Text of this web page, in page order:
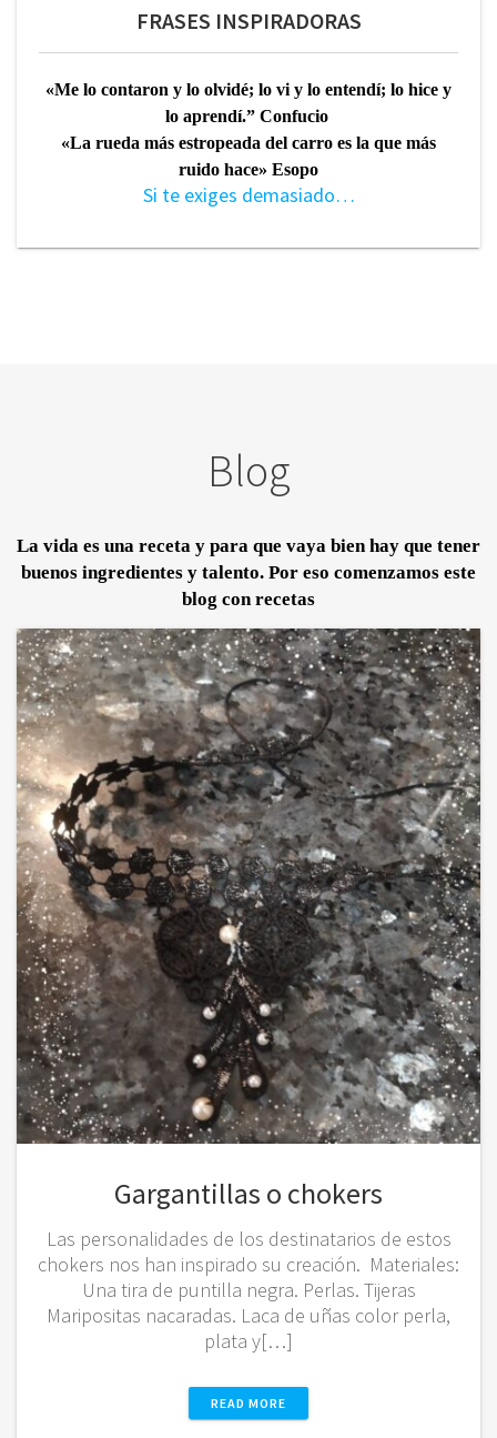
FRASES INSPIRADORAS
«Me lo contaron y lo olvidé; lo vi y lo entendí; lo hice y
lo aprendí.” Confucio
«La rueda más estropeada del carro es la que más
ruido hace» Esopo
Si te exiges demasiado…
Blog
La vida es una receta y para que vaya bien hay que tener
buenos ingredientes y talento. Por eso comenzamos este
blog con recetas
Gargantillas o chokers
Las personalidades de los destinatarios de estos
chokers nos han inspirado su creación. Materiales:
Una tira de puntilla negra. Perlas. Tijeras
Maripositas nacaradas. Laca de uñas color perla,
plata y[…]
READ MORE